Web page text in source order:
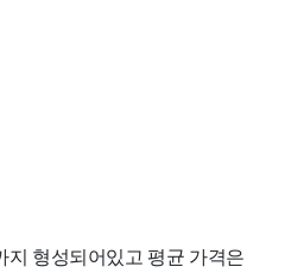
형성되어있고 평균 가격은